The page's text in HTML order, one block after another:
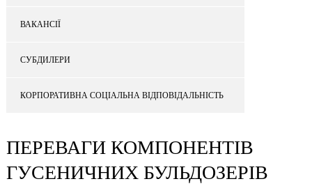
ВАКАНСІЇ
СУБДИЛЕРИ
КОРПОРАТИВНА СОЦІАЛЬНА ВІДПОВІДАЛЬНІСТЬ
ПЕРЕВАГИ КОМПОНЕНТІВ
ГУСЕНИЧНИХ БУЛЬДОЗЕРІВ